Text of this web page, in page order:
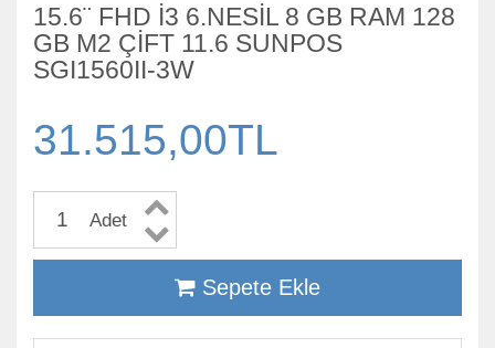
15.6¨ FHD İ3 6.NESİL 8 GB RAM 128
GB M2 ÇİFT 11.6 SUNPOS
SGI1560II-3W
31.515,00TL
Adet
Sepete Ekle